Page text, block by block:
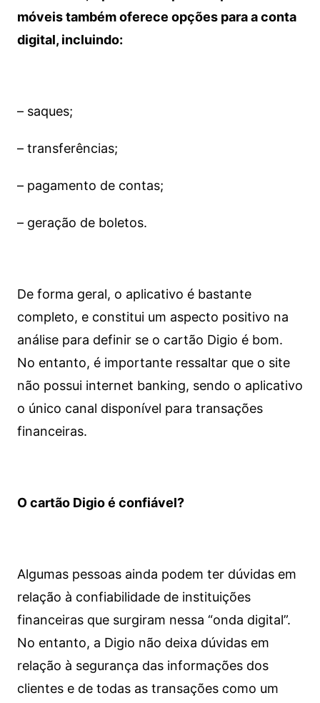
móveis também oferece opções para a conta
digital, incluindo:
– saques;
– transferências;
– pagamento de contas;
– geração de boletos.
De forma geral, o aplicativo é bastante
completo, e constitui um aspecto positivo na
análise para definir se o cartão Digio é bom.
No entanto, é importante ressaltar que o site
não possui internet banking, sendo o aplicativo
o único canal disponível para transações
financeiras.
O cartão Digio é confiável?
Algumas pessoas ainda podem ter dúvidas em
relação à confiabilidade de instituições
financeiras que surgiram nessa “onda digital”.
No entanto, a Digio não deixa dúvidas em
relação à segurança das informações dos
clientes e de todas as transações como um